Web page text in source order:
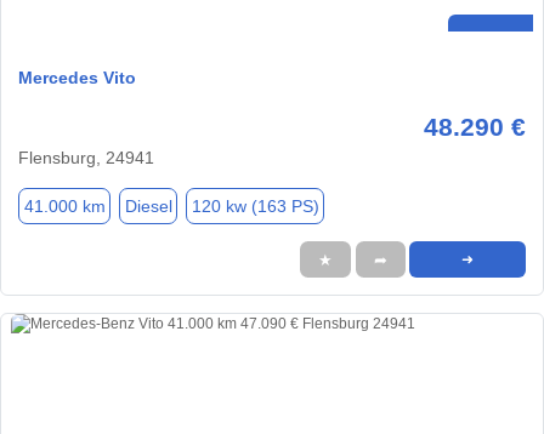
Mercedes Vito
48.290 €
Flensburg, 24941
41.000 km Diesel 120 kw (163 PS)
★ ➦ ➜